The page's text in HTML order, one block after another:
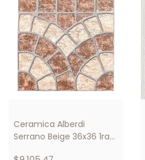
Ceramica Alberdi
Serrano Beige 36x36 1ra